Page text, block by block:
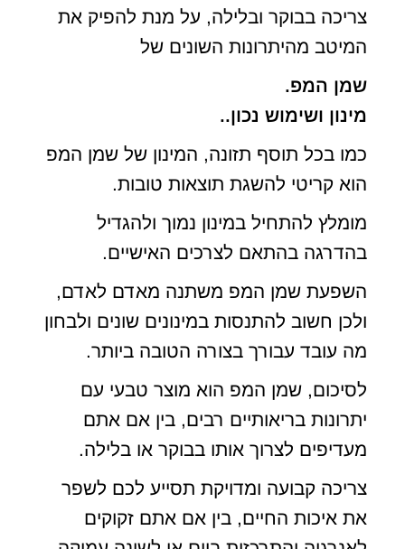
צריכה בבוקר ובלילה, על מנת להפיק את
המיטב מהיתרונות השונים של
שמן המפ.
מינון ושימוש נכון..
כמו בכל תוסף תזונה, המינון של שמן המפ
הוא קריטי להשגת תוצאות טובות.
מומלץ להתחיל במינון נמוך ולהגדיל
בהדרגה בהתאם לצרכים האישיים.
השפעת שמן המפ משתנה מאדם לאדם,
ולכן חשוב להתנסות במינונים שונים ולבחון
מה עובד עבורך בצורה הטובה ביותר.
לסיכום, שמן המפ הוא מוצר טבעי עם
יתרונות בריאותיים רבים, בין אם אתם
מעדיפים לצרוך אותו בבוקר או בלילה.
צריכה קבועה ומדויקת תסייע לכם לשפר
את איכות החיים, בין אם אתם זקוקים